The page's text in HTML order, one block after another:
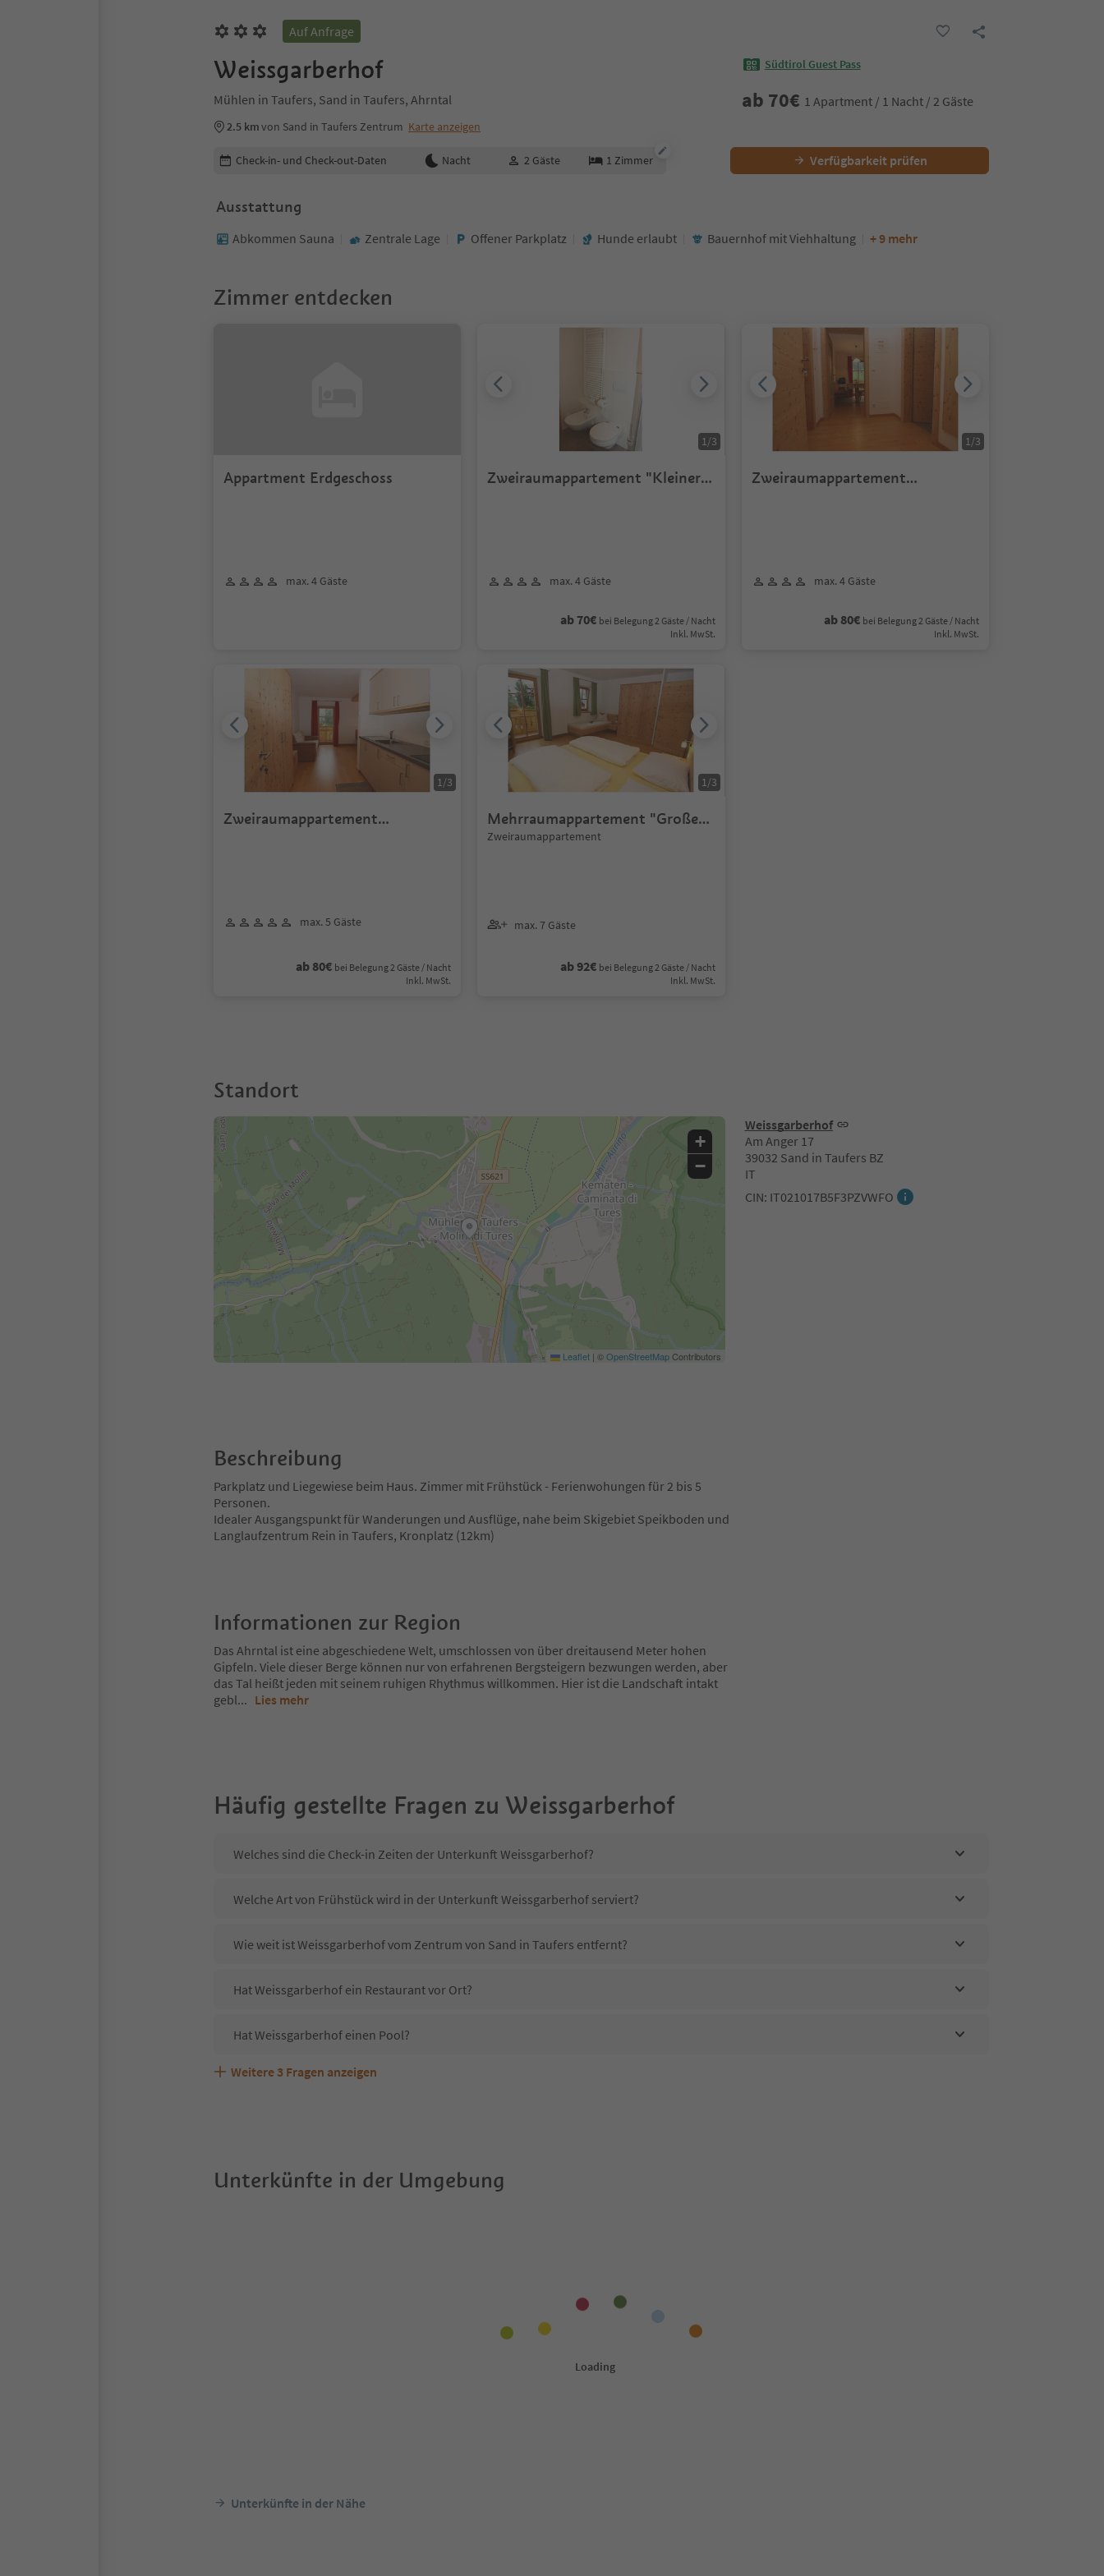
Auf Anfrage
Weissgarberhof
Mühlen in Taufers, Sand in Taufers, Ahrntal
2.5 kmvon Sand in Taufers Zentrum Karte anzeigen
Südtirol Guest Pass
ab 70€ 1 Apartment / 1 Nacht / 2 Gäste
Buchungsdetails bearbeiten
Check-in- und Check-out-Daten Nacht 2 Gäste 1 Zimmer Verfügbarkeit prüfen
Ausstattung
Abkommen Sauna Zentrale Lage Offener Parkplatz Hunde erlaubt Bauernhof mit Viehhaltung + 9 mehr
Zimmer entdecken
Appartment Erdgeschoss
max. 4 Gäste
Zweiraumappartement "Kleiner
max. 4 Gäste
ab 70€ bei Belegung 2 Gäste / Nacht
Inkl. MwSt.
1/3
Zweiraumappartement
max. 4 Gäste
ab 80€ bei Belegung 2 Gäste / Nacht
Inkl. MwSt.
1/3
Zweiraumappartement
max. 5 Gäste
ab 80€ bei Belegung 2 Gäste / Nacht
Inkl. MwSt.
1/3
Mehrraumappartement "Großer
Moosstock"
Zweiraumappartement
max. 7 Gäste
ab 92€ bei Belegung 2 Gäste / Nacht
Inkl. MwSt.
1/3
Standort
Weissgarberhof
Am Anger 17
39032 Sand in Taufers BZ
IT
CIN: IT021017B5F3PZVWFO
+
−
Leaflet | ©OpenStreetMapContributors
Beschreibung
Parkplatz und Liegewiese beim Haus. Zimmer mit Frühstück - Ferienwohungen für 2 bis 5
Personen.
Idealer Ausgangspunkt für Wanderungen und Ausflüge, nahe beim Skigebiet Speikboden und
Langlaufzentrum Rein in Taufers, Kronplatz (12km)
Informationen zur Region
Das Ahrntal ist eine abgeschiedene Welt, umschlossen von über dreitausend Meter hohen
Gipfeln. Viele dieser Berge können nur von erfahrenen Bergsteigern bezwungen werden, aber
das Tal heißt jeden mit seinem ruhigen Rhythmus willkommen. Hier ist die Landschaft intakt
gebl... Lies mehr
Häufig gestellte Fragen zu Weissgarberhof
Welches sind die Check-in Zeiten der Unterkunft Weissgarberhof?
Welche Art von Frühstück wird in der Unterkunft Weissgarberhof serviert?
Wie weit ist Weissgarberhof vom Zentrum von Sand in Taufers entfernt?
Hat Weissgarberhof ein Restaurant vor Ort?
Hat Weissgarberhof einen Pool?
Sind Haustiere in der Unterkunft Weissgarberhof erlaubt?
Welche Services bietet Weissgarberhof?
Weitere 3 Fragen anzeigen
Unterkünfte in der Umgebung
Unterkünfte in der Nähe